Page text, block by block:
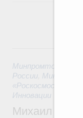
Минпромторг
России
«Роскосмос»
Инновации
Михаил